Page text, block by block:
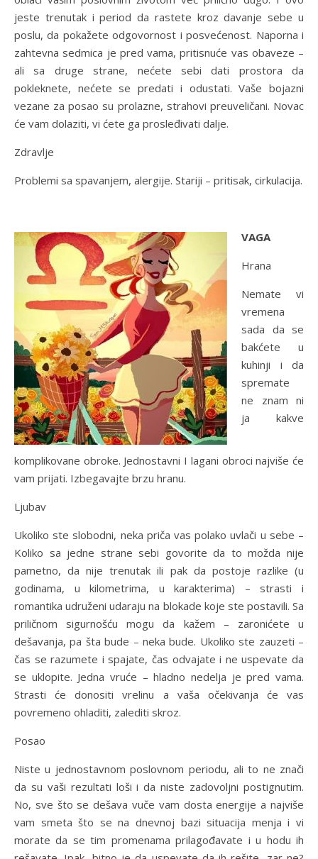
jeste trenutak i period da rastete kroz davanje sebe u
poslu, da pokažete odgovornost i posvećenost. Naporna i
zahtevna sedmica je pred vama, pritisnuće vas obaveze –
ali sa druge strane, nećete sebi dati prostora da
pokleknete, nećete se predati i odustati. Vaše bojazni
vezane za posao su prolazne, strahovi preuveličani. Novac
će vam dolaziti, vi ćete ga prosleđivati dalje.
Zdravlje
Problemi sa spavanjem, alergije. Stariji – pritisak, cirkulacija.
VAGA
Hrana
Nemate vi
vremena
sada da se
bakćete u
kuhinji i da
spremate
ne znam ni
ja kakve
komplikovane obroke. Jednostavni I lagani obroci najviše će
vam prijati. Izbegavajte brzu hranu.
Ljubav
Ukoliko ste slobodni, neka priča vas polako uvlači u sebe –
Koliko sa jedne strane sebi govorite da to možda nije
pametno, da nije trenutak ili pak da postoje razlike (u
godinama, u kilometrima, u karakterima) – strasti i
romantika udruženi udaraju na blokade koje ste postavili. Sa
priličnom sigurnošću mogu da kažem – zaronićete u
dešavanja, pa šta bude – neka bude. Ukoliko ste zauzeti –
čas se razumete i spajate, čas odvajate i ne uspevate da
se uklopite. Jedna vruće – hladno nedelja je pred vama.
Strasti će donositi vrelinu a vaša očekivanja će vas
povremeno ohladiti, zalediti skroz.
Posao
Niste u jednostavnom poslovnom periodu, ali to ne znači
da su vaši rezultati loši i da niste zadovoljni postignutim.
No, sve što se dešava vuče vam dosta energije a najviše
vam smeta što se na dnevnoj bazi situacija menja i vi
morate da se tim promenama prilagođavate i u hodu ih